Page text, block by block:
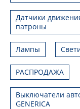
Датчики
патроны
Лампы
РАСПРОДАЖА
Выключатели
GENERICA